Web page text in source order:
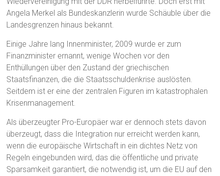
Angela Merkel als Bundeskanzlerin wurde Schäuble über die
Landesgrenzen hinaus bekannt.
Einige Jahre lang Innenminister, 2009 wurde er zum
Finanzminister ernannt, wenige Wochen vor den
Enthüllungen über den Zustand der griechischen
Staatsfinanzen, die die Staatsschuldenkrise auslösten.
Seitdem ist er eine der zentralen Figuren im katastrophalen
Krisenmanagement.
Als überzeugter Pro-Europäer war er dennoch stets davon
überzeugt, dass die Integration nur erreicht werden kann,
wenn die europäische Wirtschaft in ein dichtes Netz von
Regeln eingebunden wird, das die öffentliche und private
Sparsamkeit garantiert, die notwendig ist, um die EU auf den